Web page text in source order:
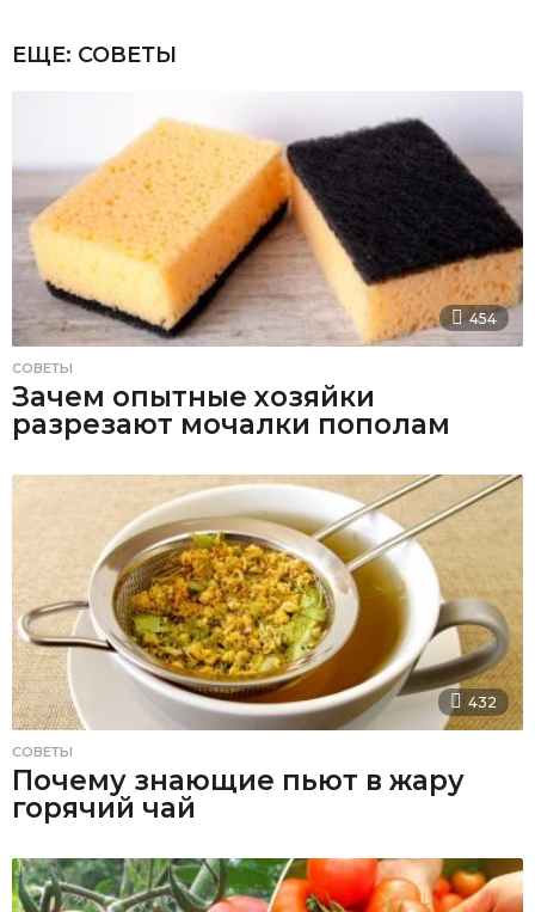
ЕЩЕ: СОВЕТЫ
454
СОВЕТЫ
Зачем опытные хозяйки
разрезают мочалки пополам
432
СОВЕТЫ
Почему знающие пьют в жару
горячий чай